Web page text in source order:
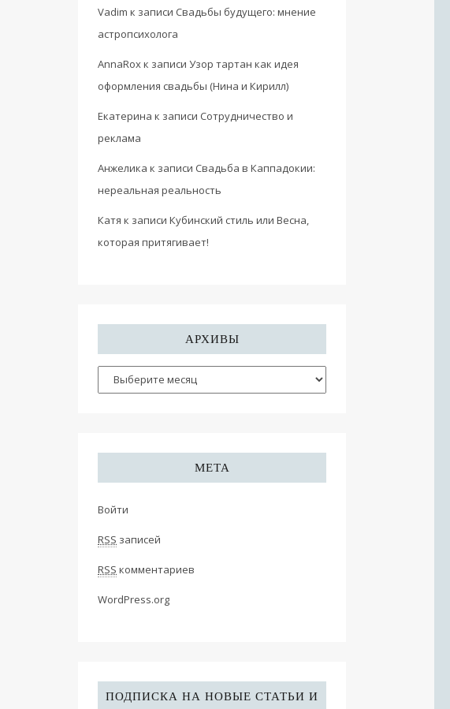
Vadim к записи Свадьбы будущего: мнение
астропсихолога
AnnaRoxк записи Узор тартан как идея
оформления свадьбы (Нина и Кирилл)
Екатерина к записи Сотрудничество и
реклама
Анжелика к записи Свадьба в Каппадокии:
нереальная реальность
Катя к записи Кубинский стиль или Весна,
которая притягивает!
АРХИВЫ
МЕТА
Войти
RSS записей
RSS комментариев
WordPress.org
ПОДПИСКА НА НОВЫЕ СТАТЬИ И